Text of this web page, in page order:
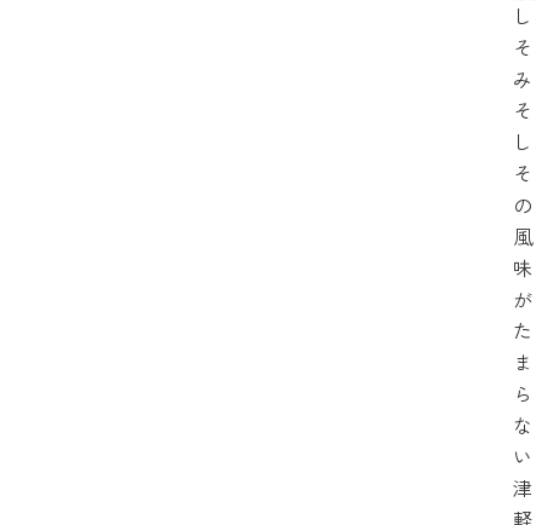
し
そ
み
そ
し
そ
の
風
味
が
た
ま
ら
な
い
津
軽